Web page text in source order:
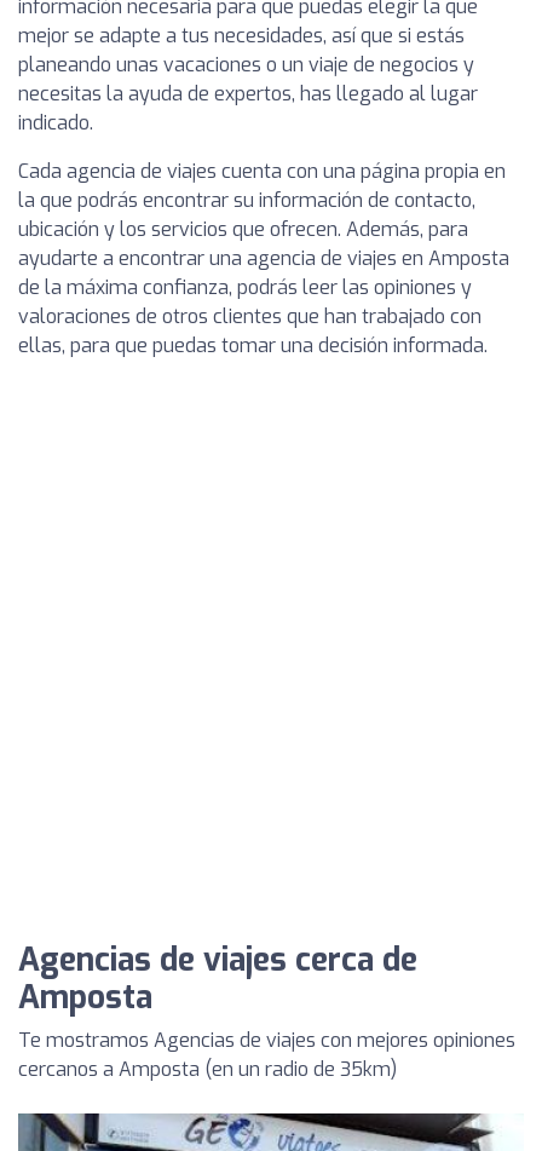
información necesaria para que puedas elegir la que
mejor se adapte a tus necesidades, así que si estás
planeando unas vacaciones o un viaje de negocios y
necesitas la ayuda de expertos, has llegado al lugar
indicado.
Cada agencia de viajes cuenta con una página propia en
la que podrás encontrar su información de contacto,
ubicación y los servicios que ofrecen. Además, para
ayudarte a encontrar una agencia de viajes en Amposta
de la máxima confianza, podrás leer las opiniones y
valoraciones de otros clientes que han trabajado con
ellas, para que puedas tomar una decisión informada.
Agencias de viajes cerca de
Amposta
Te mostramos Agencias de viajes con mejores opiniones
cercanos a Amposta (en un radio de 35km)